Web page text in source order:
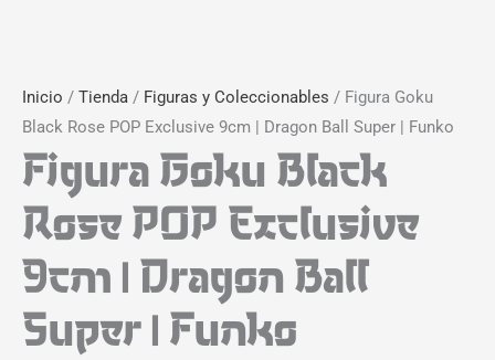
Inicio / Tienda / Figuras y Coleccionables / Figura Goku
Black Rose POP Exclusive 9cm | Dragon Ball Super | Funko
Figura Goku Black
Rose POP Exclusive
9cm | Dragon Ball
Super | Funko